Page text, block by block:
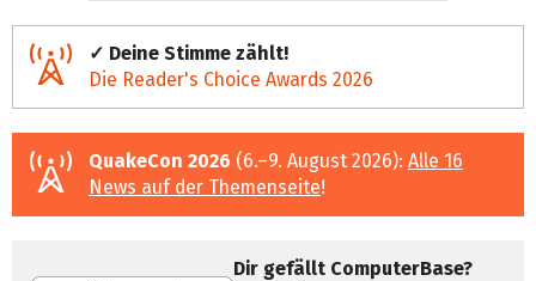
✓ Deine Stimme zählt!
Die Reader's Choice Awards 2026
QuakeCon 2026 (6.–9. August 2026): Alle 16
News auf der Themenseite!
Dir gefällt ComputerBase?